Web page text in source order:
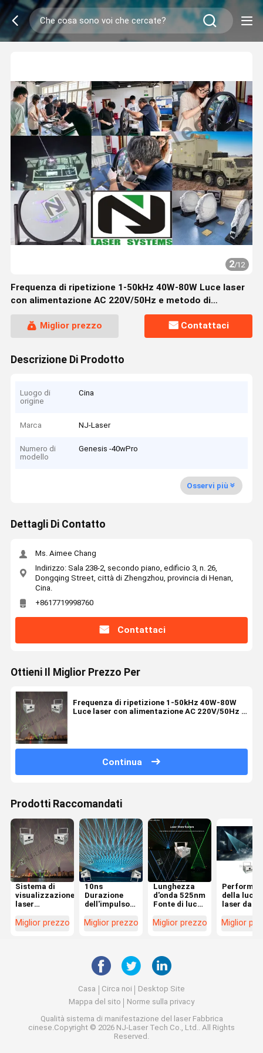
2/12
Frequenza di ripetizione 1-50kHz 40W-80W Luce laser
con alimentazione AC 220V/50Hz e metodo di
Miglior prezzo
Contattaci
Descrizione Di Prodotto
Luogo di
origine
Cina
Marca NJ-Laser
Numero di
modello
Genesis -40wPro
Osservi più
Dettagli Di Contatto
Ms. Aimee Chang
Indirizzo: Sala 238-2, secondo piano, edificio 3, n. 26,
Dongqing Street, città di Zhengzhou, provincia di Henan,
Cina.
+8617719998760
Contattaci
Ottieni Il Miglior Prezzo Per
Frequenza di ripetizione 1-50kHz 40W-80W
Luce laser con alimentazione AC 220V/50Hz e
Continua
Prodotti Raccomandati
Sistema di
visualizzazione
laser
80 watt con
rating
Miglior prezzo
10ns
Durazione
dell'impulso
Luce laser
Alta
stabile
Miglior prezzo
Lunghezza
d'onda 525nm
Fonte di luce
50 kg con
raffreddamento
Miglior prezzo
della luce
laser da
Ambiente
Miglior
Casa Circa noi
Desktop Site
Mappa del sito
Norme sulla privacy
Qualità sistema di manifestazione del laserFabbrica
cinese.Copyright © 2026 NJ-Laser Tech Co., Ltd.. All Rights
Reserved.